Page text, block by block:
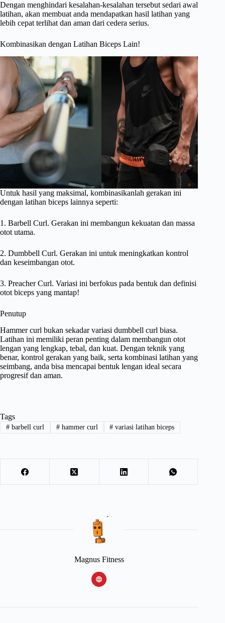
Dengan menghindari kesalahan-kesalahan tersebut sedari awal
latihan, akan membuat anda mendapatkan hasil latihan yang
lebih cepat terlihat dan aman dari cedera serius.
Kombinasikan dengan Latihan Biceps Lain!
Untuk hasil yang maksimal, kombinasikanlah gerakan ini
dengan latihan biceps lainnya seperti:
1. Barbell Curl. Gerakan ini membangun kekuatan dan massa
otot utama.
2. Dumbbell Curl. Gerakan ini untuk meningkatkan kontrol
dan keseimbangan otot.
3. Preacher Curl. Variasi ini berfokus pada bentuk dan definisi
otot biceps yang mantap!
Penutup
Hammer curl bukan sekadar variasi dumbbell curl biasa.
Latihan ini memiliki peran penting dalam membangun otot
lengan yang lengkap, tebal, dan kuat. Dengan teknik yang
benar, kontrol gerakan yang baik, serta kombinasi latihan yang
seimbang, anda bisa mencapai bentuk lengan ideal secara
progresif dan aman.
Tags
#barbell curl #hammer curl # variasi latihan biceps
Magnus Fitness